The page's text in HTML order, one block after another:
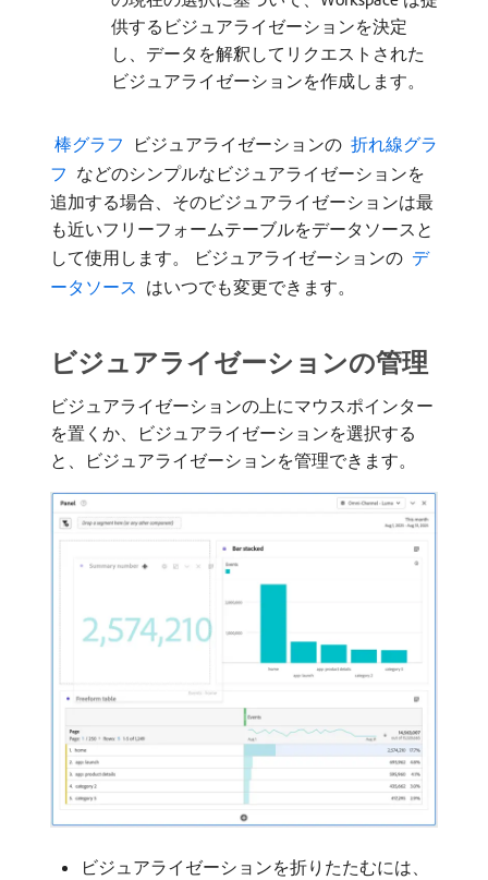
供するビジュアライゼーションを決定
し、データを解釈してリクエストされた
ビジュアライゼーションを作成します。
​ 棒グラフ ​ ビジュアライゼーションの ​ 折れ線グラ
フ ​ などのシンプルなビジュアライゼーションを
追加する場合、そのビジュアライゼーションは最
も近いフリーフォームテーブルをデータソースと
して使用します。 ビジュアライゼーションの ​ デ
ータソース ​ はいつでも変更できます。
ビジュアライゼーションの管理
ビジュアライゼーションの上にマウスポインター
を置くか、ビジュアライゼーションを選択する
と、ビジュアライゼーションを管理できます。
ビジュアライゼーションを折りたたむには、